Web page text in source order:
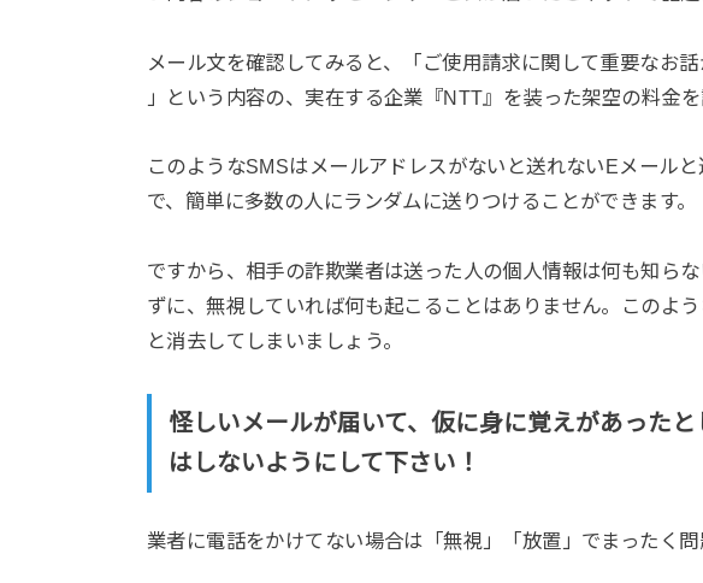
メール文を確認してみると、「ご使用請求に関して重要なお
」という内容の、実在する企業『NTT』を装った架空の料金
このようなSMSはメールアドレスがないと送れないEメール
で、簡単に多数の人にランダムに送りつけることができます。
ですから、相手の詐欺業者は送った人の個人情報は何も知ら
ずに、無視していれば何も起こることはありません。このよ
と消去してしまいましょう。
怪しいメールが届いて、仮に身に覚えがあった
はしないようにして下さい！
業者に電話をかけてない場合は「無視」「放置」でまったく問